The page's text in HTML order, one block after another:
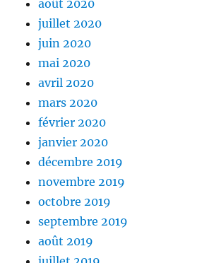
août 2020
juillet 2020
juin 2020
mai 2020
avril 2020
mars 2020
février 2020
janvier 2020
décembre 2019
novembre 2019
octobre 2019
septembre 2019
août 2019